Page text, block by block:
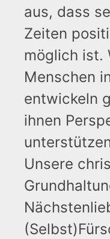
aus, dass
Zeiten
möglich ist.
Menschen
entwickeln
ihnen
Unsere